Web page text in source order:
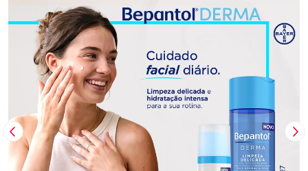
Imagem Anterior